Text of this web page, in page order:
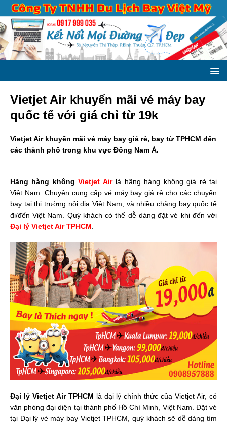
Vietjet Air khuyến mãi vé máy bay
quốc tế với giá chỉ từ 19k
Vietjet Air khuyến mãi vé máy bay giá rẻ, bay từ TPHCM đến
các thành phố trong khu vực Đông Nam Á.
Hãng hàng khôngVietjet Air là hãng hàng không giá rẻ tại
Việt Nam. Chuyên cung cấp vé máy bay giá rẻ cho các chuyến
bay tại thị trường nội địa Việt Nam, và nhiều chặng bay quốc tế
đi/đến Việt Nam. Quý khách có thể dễ dàng đặt vé khi đến với
Đại lý Vietjet Air TPHCM.
Đại lý Vietjet Air TPHCM là đại lý chính thức của Vietjet Air, có
văn phòng đại diện tại thành phố Hồ Chí Minh, Việt Nam. Đặt vé
tại Đại lý vé máy bay Vietjet TPHCM, quý khách sẽ dễ dàng tìm